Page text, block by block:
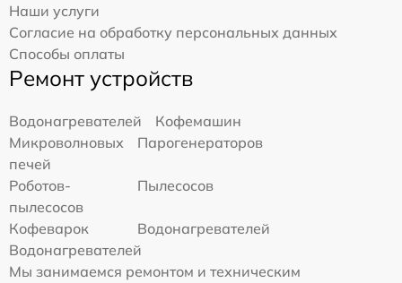
Наши услуги
Согласие на обработку персональных данных
Способы оплаты
Ремонт устройств
Водонагревателей
Кофемашин
Микроволновых
печей
Парогенераторов
Роботов-
пылесосов
Пылесосов
Кофеварок
Водонагревателей
Водонагревателей
Мы занимаемся ремонтом и техническим